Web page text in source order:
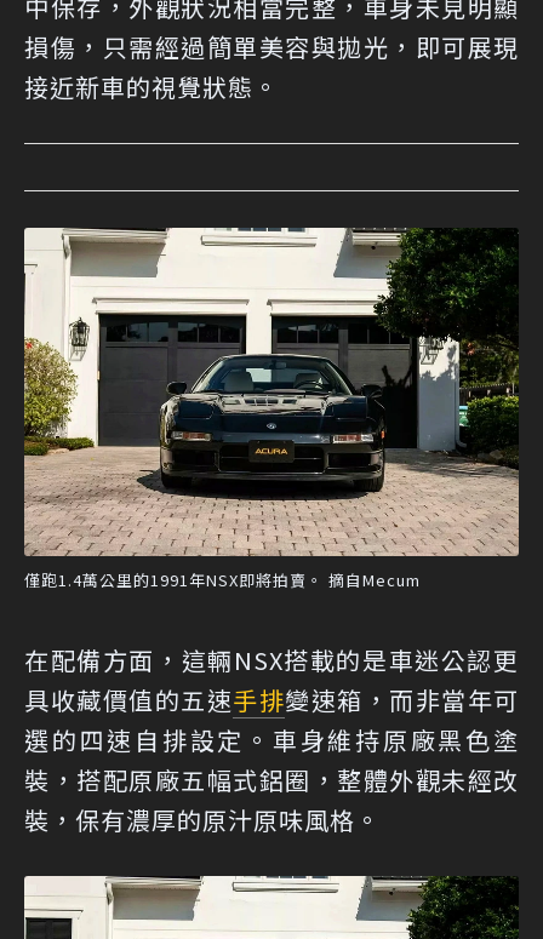
損傷，只需經過簡單美容與拋光，即可展現
接近新車的視覺狀態。
僅跑1.4萬公里的1991年NSX即將拍賣。 摘自Mecum
在配備方面，這輛NSX搭載的是車迷公認更
具收藏價值的五速手排變速箱，而非當年可
選的四速自排設定。車身維持原廠黑色塗
裝，搭配原廠五幅式鋁圈，整體外觀未經改
裝，保有濃厚的原汁原味風格。